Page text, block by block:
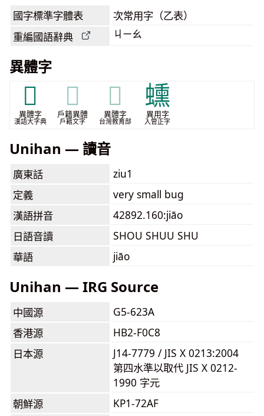
國字標準字體表 次常用字（乙表）
重編國語辭典 ㄐㄧㄠ
異體字
𧖝
異體字
漢語大字典
𧖝
戶籍異體
戶籍文字
𧖝
異體字
台灣教育部
䗼
異用字
入管正字
Unihan — 讀音
廣東話
ziu1
定義
very small bug
漢語拼音
42892.160:jiāo
日語音讀
SHOU SHUU SHU
華語
jiāo
Unihan — IRG Source
中國源
G5-623A
香港源
HB2-F0C8
日本源
J14-7779 / JIS X 0213:2004
第四水準以取代 JIS X 0212-
1990 字元
朝鮮源
KP1-72AF